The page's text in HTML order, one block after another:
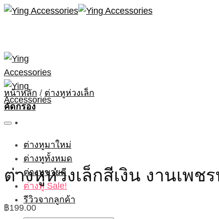
Skip
ต่างหูมาใหม่
ต่างหูทั้งหมด
ต่างหูขายดี
ต่างหู Sale!
รีวิวจากลูกค้า
หน้าหลัก / ต่างหูห่วงเล็ก
คัดกรอง
ต่างหูห่วงเล็กสีเงิน งานเพช
฿199.00